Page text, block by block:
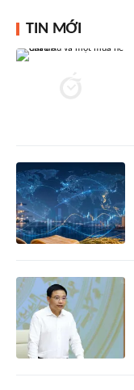
TIN MỚI